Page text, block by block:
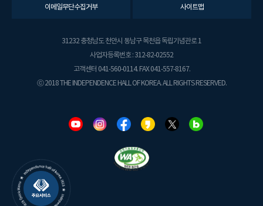
이메일무단수집거부 사이트맵
31232 충청남도 천안시 동남구 목천읍 독립기념관로 1
사업자등록번호 : 312-82-02552
고객센터 041-560-0114. FAX 041-557-8167.
ⓒ 2018 THE INDEPENDENCE HALL OF KOREA. ALL RIGHTS RESERVED.